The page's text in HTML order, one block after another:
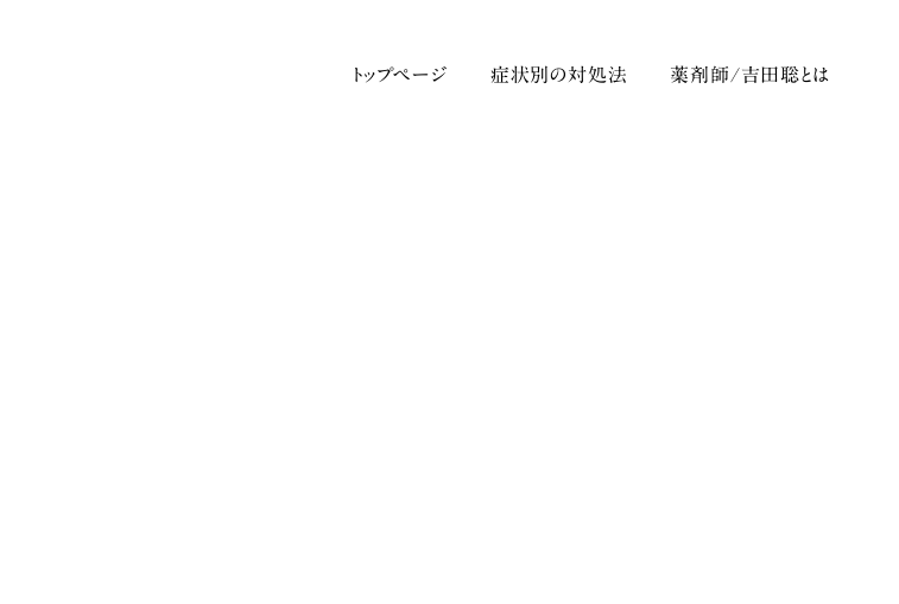
トップページ 症状別の対処法 薬剤師/吉田聡とは